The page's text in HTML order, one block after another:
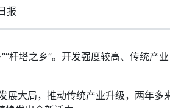
报
塔之乡”。开发强度较高、传统产
大局，推动传统产业升级，两年多